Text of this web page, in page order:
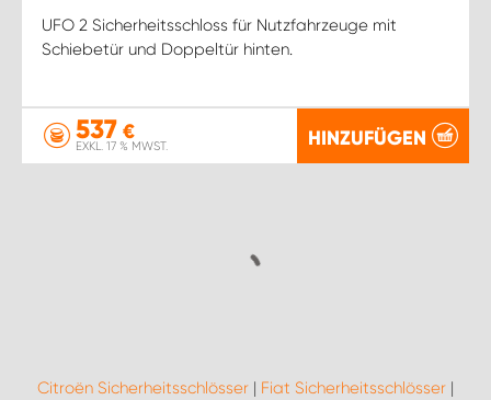
UFO 2 Sicherheitsschloss für Nutzfahrzeuge mit
Schiebetür und Doppeltür hinten.
537 €
EXKL. 17 % MWST. HINZUFÜGEN
Citroën Sicherheitsschlösser | Fiat Sicherheitsschlösser |